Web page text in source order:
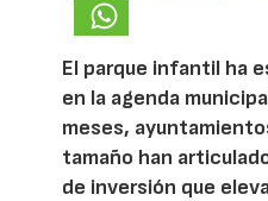
El parque infantil ha
en la agenda
meses,
tamaño han
de inversión que